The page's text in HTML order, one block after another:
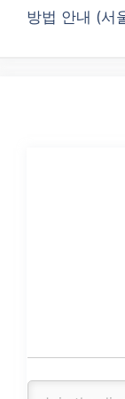
방법 안내 (서